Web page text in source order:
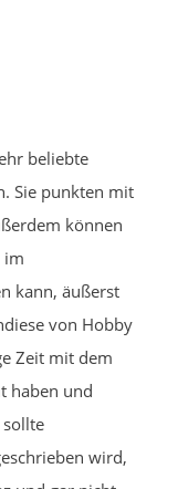
beliebte
Sie punkten mit
können
im
kann, äußerst
von Hobby
Zeit mit dem
haben und
wird,